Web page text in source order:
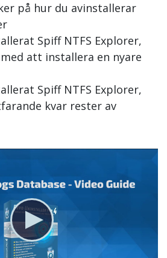
på hur du avinstallerar
Spiff NTFS Explorer,
att installera en nyare
Spiff NTFS Explorer,
kvar rester av